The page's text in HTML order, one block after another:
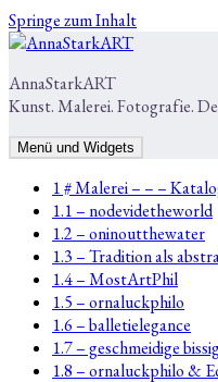
Springe zum Inhalt
AnnaStarkART
Kunst. Malerei. Fotografie.
Menü und Widgets
1 # Malerei – – –
1.1 – nodevidetheworld
1.2 – oninoutthewater
1.3 – Tradition als
1.4 – MostArtPhil
1.5 – ornaluckphilo
1.6 – balletielegance
1.7 – geschmeidige
1.8 – ornaluckphilo &